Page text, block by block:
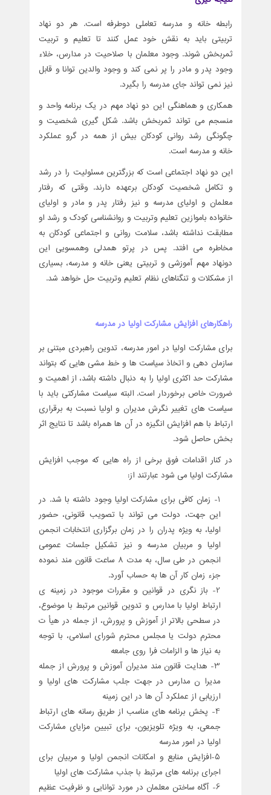
رابطه خانه و مدرسه تعاملی دوطرفه است. هر دو نهاد
تربیتی باید به نقش خود عمل کنند تا تعلیم و تربیت
ثمربخش شوند. وجود معلمان با صلاحیت در مدارس، خلاء
وجود پدر و مادر را پر نمی کند و وجود والدین توانا و قابل
نیز نمی تواند جای مدرسه را بگیرد.
همکاری و هماهنگی این دو نهاد مهم در یک برنامه واحد و
منسجم می تواند ثمربخش باشد. شکل گیری شخصیت و
چگونگی رشد روانی کودکان بیش از همه در گرو عملکرد
خانه و مدرسه است.
این دو نهاد اجتماعی است که بزرگترین مسئولیت را در رشد
و تکامل شخصیت کودکان برعهده دارند. وقتی که رفتار
معلمان و اولیای مدرسه و نیز رفتار پدر و مادر و اولیای
خانواده باموازین تعلیم وتربیت و روانشناسی کودک و رشد او
مطابقت نداشته باشد، سلامت روانی و اجتماعی کودکان به
مخاطره می افتد. پس در پرتو همدلی وهمسویی این
دونهاد مهم آموزشی و تربیتی یعنی خانه و مدرسه، بسیاری
از مشکلات و تنگناهای نظام تعلیم وتربیت حل خواهد شد.
راهکارهای افزایش مشارکت اولیا در مدرسه
برای مشارکت اولیا در امور مدرسه، تدوین راهبردی مبتنی بر
سازمان دهی و اتخاذ سیاست ها و خط مشی هایی که بتواند
مشارکت حد اکثری اولیا را به دنبال داشته باشد، از اهمیت و
ضرورت خاص برخوردار است. البته سیاست مشارکتی باید با
سیاست های تغییر نگرش مدیران و اولیا نسبت به برقراری
ارتباط با هم افزایش انگیزه در آن ها همراه باشد تا نتایج اثر
بخش حاصل شود.
در کنار اقدامات فوق برخی از راه هایی که موجب افزایش
مشارکت اولیا می شود عبارتند از:
1- زمان کافی برای مشارکت اولیا وجود داشته با شد. در
این جهت، دولت می تواند با تصویب قانونی، حضور
اولیا، به ویژه پدران را در زمان برگزاری انتخابات انجمن
اولیا و مربیان مدرسه و نیز تشکیل جلسات عمومی
انجمن در طی سال، به مدت 8 ساعت قانون مند نموده
جزء زمان کار آن ها به حساب آورد.
2- باز نگری در قوانین و مقررات موجود در زمینه ی
ارتباط اولیا با مدارس و تدوین قوانین مرتبط با موضوع،
در سطحی بالاتر از آموزش و پرورش، از جمله در هیأ ت
محترم دولت یا مجلس محترم شورای اسلامی، با توجه
به نیاز ها و الزامات فرا روی جامعه
3- هدایت قانون مند مدیران آموزش و پرورش از جمله
مدیرا ن مدارس در جهت جلب مشارکت های اولیا و
ارزیابی از عملکرد آن ها در این زمینه
4- پخش برنامه های مناسب از طریق رسانه های ارتباط
جمعی، به ویژه تلویزیون، برای تبیین مزایای مشارکت
اولیا در امور مدرسه
5-افزایش منابع و امکانات انجمن اولیا و مربیان برای
اجرای برنامه های مرتبط با جذب مشارکت های اولیا
6- آگاه ساختن معلمان در مورد توانایی و ظرفیت عظیم